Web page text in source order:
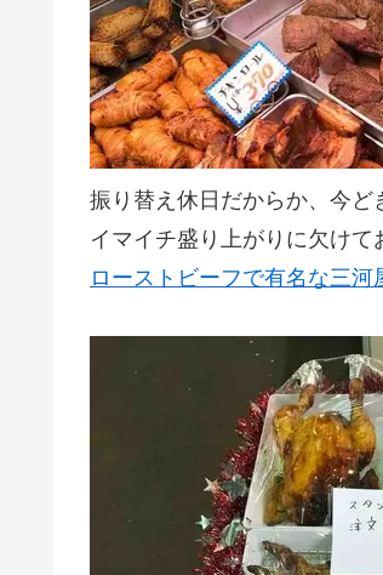
振り替え休日だからか、今
イマイチ盛り上がりに欠けて
ローストビーフで有名な三河